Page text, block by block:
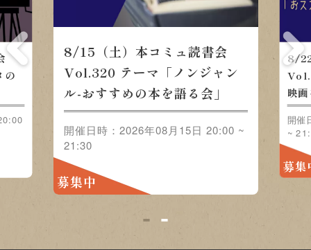
の
8/15（土）本コミュ読書会
Vol.320 テーマ「ノンジャン
ル-おすすめの本を語る会」
開催日時：2026年08月15日 20:00 ~
21:30
募集中
8/
映
開催
~
募集
1 2